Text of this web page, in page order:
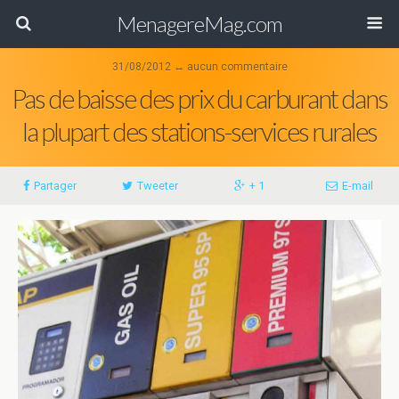
MenagereMag.com
31/08/2012 ↔ aucun commentaire
Pas de baisse des prix du carburant dans
la plupart des stations-services rurales
Partager Tweeter + 1 E-mail